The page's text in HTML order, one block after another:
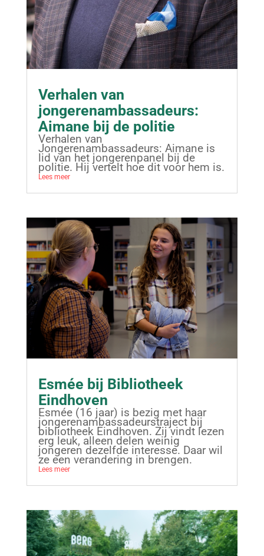
Verhalen van
jongerenambassadeurs:
Aimane bij de politie
Verhalen van
Jongerenambassadeurs: Aimane is
lid van het jongerenpanel bij de
politie. Hij vertelt hoe dit voor hem is.
Lees meer
Esmée bij Bibliotheek
Eindhoven
Esmée (16 jaar) is bezig met haar
jongerenambassadeurstraject bij
bibliotheek Eindhoven. Zij vindt lezen
erg leuk, alleen delen weinig
jongeren dezelfde interesse. Daar wil
ze een verandering in brengen.
Lees meer